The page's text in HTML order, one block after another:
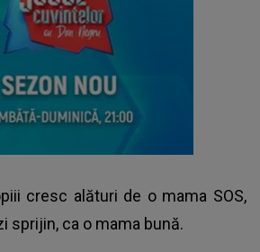
cresc alături de o mama SOS,
sprijin, ca o mama bună.